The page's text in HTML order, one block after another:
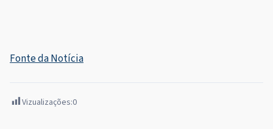
Fonte da Notícia
Vizualizações:0